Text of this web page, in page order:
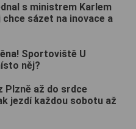
s ministrem Karlem
sázet na inovace a
Sportoviště U
něj?
Plzně až do srdce
jezdí každou sobotu až